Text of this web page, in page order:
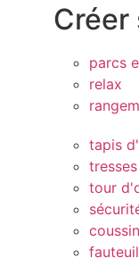
Créer
parcs
relax
tapis
tresses
tour